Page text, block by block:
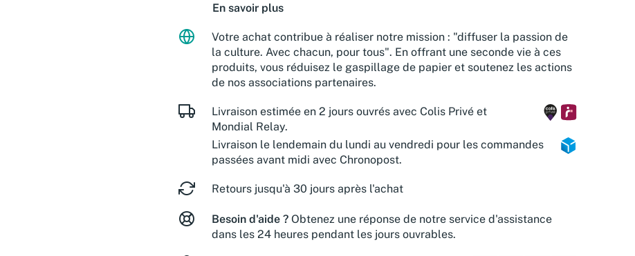
En savoir plus
Votre achat contribue à réaliser notre mission : "diffuser la passion de
la culture. Avec chacun, pour tous". En offrant une seconde vie à ces
produits, vous réduisez le gaspillage de papier et soutenez les actions
de nos associations partenaires.
Livraison estimée en 2 jours ouvrés avec Colis Privé et
Mondial Relay.
Livraison le lendemain du lundi au vendredi pour les commandes
passées avant midi avec Chronopost.
Retours jusqu'à 30 jours après l'achat
Besoin d'aide ? Obtenez une réponse de notre service d'assistance
dans les 24 heures pendant les jours ouvrables.